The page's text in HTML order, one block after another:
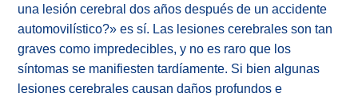
una lesión cerebral dos años después de un accidente
automovilístico?» es sí. Las lesiones cerebrales son tan
graves como impredecibles, y no es raro que los
síntomas se manifiesten tardíamente. Si bien algunas
lesiones cerebrales causan daños profundos e